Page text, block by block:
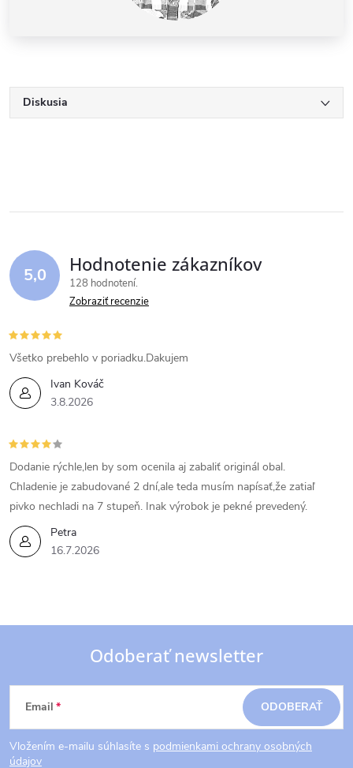
Diskusia
5,0 Hodnotenie zákazníkov
128 hodnotení
Zobraziť recenzie
Ivan Kováč
3.8.2026
Všetko prebehlo v poriadku.Dakujem
Petra
16.7.2026
Dodanie rýchle,len by som ocenila aj zabaliť originál obal.
Chladenie je zabudované 2 dní,ale teda musím napísať,že zatiaľ
pivko nechladi na 7 stupeň. Inak výrobok je pekné prevedený.
Z
á
Odoberať newsletter
Email
Vložením e-mailu súhlasíte s podmienkami ochrany osobných
údajov
ODOBERAŤ